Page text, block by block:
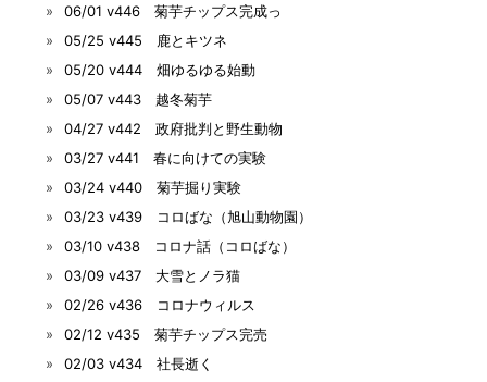
06/01 v446 菊芋チップス完成っ
05/25 v445 鹿とキツネ
05/20 v444 畑ゆるゆる始動
05/07 v443 越冬菊芋
04/27 v442 政府批判と野生動物
03/27 v441 春に向けての実験
03/24 v440 菊芋掘り実験
03/23 v439 コロばな（旭山動物園）
03/10 v438 コロナ話（コロばな）
03/09 v437 大雪とノラ猫
02/26 v436 コロナウィルス
02/12 v435 菊芋チップス完売
02/03 v434 社長逝く